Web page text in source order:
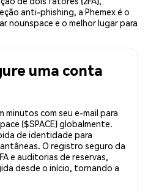
anti-phishing, a Phemex é o
nounspace e o melhor lugar para
uma conta
minutos com seu e-mail para
($SPACE) globalmente.
de identidade para
O registro seguro da
e auditorias de reservas,
desde o início, tornando a